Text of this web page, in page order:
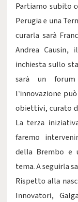
Partiamo subito
Perugia e una
curarla sarà
Andrea Causin,
inchiesta sullo
sarà un
l'innovazione
obiettivi, curato
La terza
faremo
della Brembo e
tema. A seguirla
Rispetto alla
Innovatori,